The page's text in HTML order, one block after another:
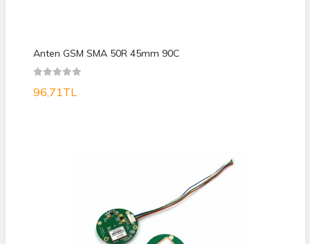
Anten GSM SMA 50R 45mm 90C
96,71TL